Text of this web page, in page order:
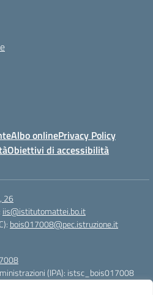
Albo onlinePrivacy Policy
Obiettivi di accessibilità
26
iis@istitutomattei.bo.it
bois017008@pec.istruzione.it
(IPA): istsc_bois017008